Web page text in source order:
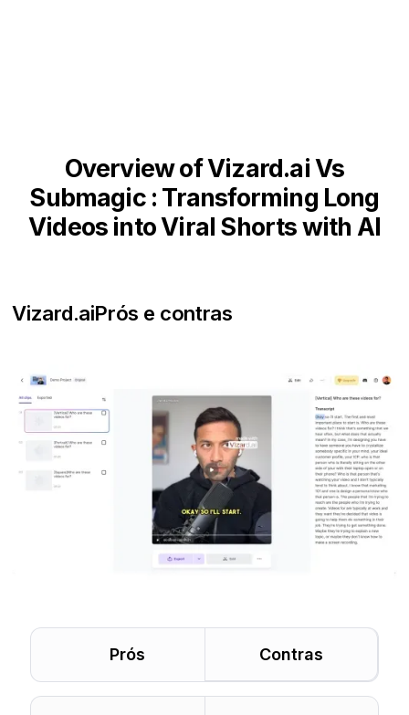
Overview of Vizard.ai Vs
Submagic : Transforming Long
Videos into Viral Shorts with AI
Vizard.aiPrós e contras
Prós Contras